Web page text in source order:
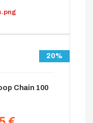
20%
Chain 100